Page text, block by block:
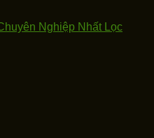
Nghiệp Nhất Lọc